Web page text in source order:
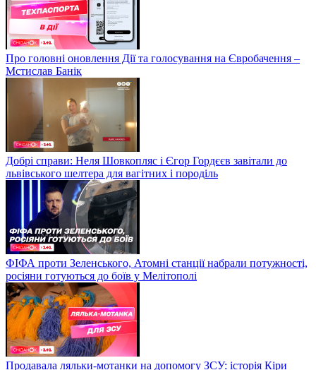
Про головні оновлення Дії та голосування на Євробачення –
Мстислав Банік
Добрі справи: Неля Шовкопляс і Єгор Гордєєв завітали до
львівського шелтера для вагітних і породіль
ФІФА проти Зеленського, Атомні станції набрали потужності,
росіяни готуються до боїв у Мелітополі
Продавала ляльки-мотанки на допомогу ЗСУ: історія Кіри